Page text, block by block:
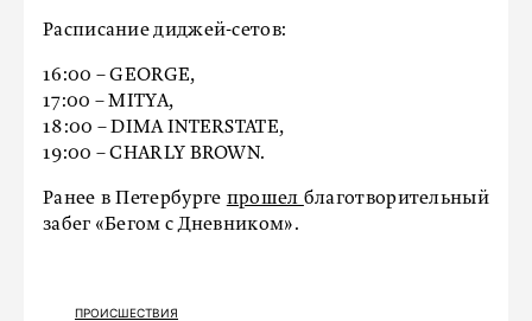
Расписание диджей-сетов:
16:00 – GEORGE,
17:00 – MITYA,
18:00 – DIMA INTERSTATE,
19:00 – CHARLY BROWN.
Ранее в Петербурге прошел благотворительный
забег «Бегом с Дневником».
ПРОИСШЕСТВИЯ